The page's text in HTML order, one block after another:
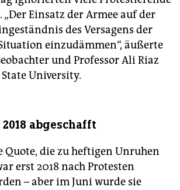
Einsatz der Armee auf der
des Versagens der
einzudämmen“, äußerte
und Professor Ali Riaz
University.
abgeschafft
die zu heftigen Unruhen
erst 2018 nach Protesten
– aber im Juni wurde sie